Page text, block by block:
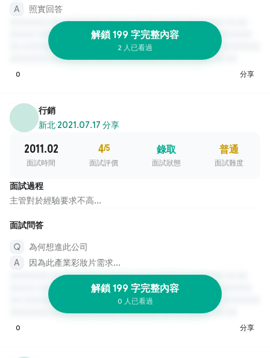
照實回答
解鎖 199 字完整內容
2 人已看過
0 分享
行銷
新北·2021.07.17 分享
2011.02
面試時間
4/5
面試評價
錄取
面試狀態
普通
面試難度
面試過程
主管對於經驗要求不高...
面試問答
為何想進此公司
因為此產業彩妝片需求...
解鎖 199 字完整內容
0 人已看過
0 分享